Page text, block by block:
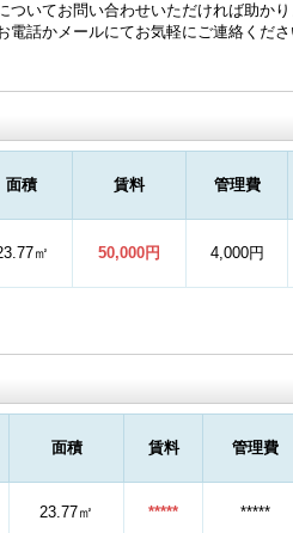
いてお問い合わせいただければ助かり
話かメールにてお気軽にご連絡くださ
面積 賃料 管理費
㎡ 50,000円 4,000円
面積 賃料 管理費
23.77㎡ ***** *****